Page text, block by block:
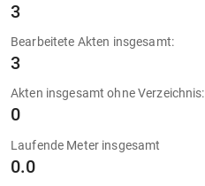
3
Bearbeitete Akten insgesamt:
3
Akten insgesamt ohne Verzeichnis:
0
Laufende Meter insgesamt
0.0